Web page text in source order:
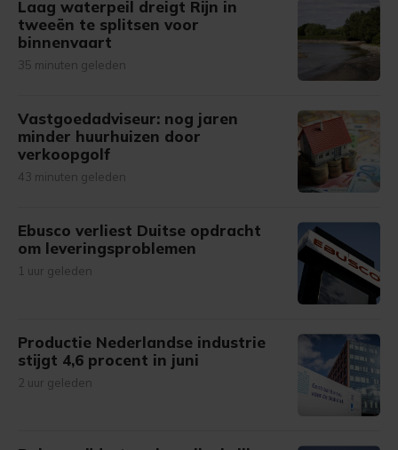
Laag waterpeil dreigt Rijn in
tweeën te splitsen voor
binnenvaart
35 minuten geleden
Vastgoedadviseur: nog jaren
minder huurhuizen door
verkoopgolf
43 minuten geleden
Ebusco verliest Duitse opdracht
om leveringsproblemen
1 uur geleden
Productie Nederlandse industrie
stijgt 4,6 procent in juni
2 uur geleden